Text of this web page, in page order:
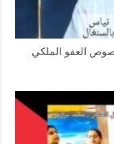
العفو الملكي